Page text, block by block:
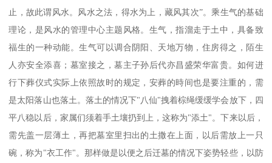
止，故此谓风水。风水之法，得水为上，藏风其次”。乘生气的基础
理论，是风水的管理中心主题风格。生气，指溜走于土中，具备致
福生的一种动能。生气可以调合阴阳、天地万物，住房得之，陌生
人亦安全添喜；墓室接之，墓主子孙后代亦昌盛荣华富贵。如何进
行下葬仪式实际上依照故时的规定，安葬的時间也是要注重的，需
是太阳落山也落土。落土的情况下"八仙"拽着棕绳缓缓学会放下，四
平八稳以后，家属们须着手土壤扔到上，这称为"添土"。下来以后，
需先盖一层薄土，再把墓室里扫出的土撒在上面，以后需放上一只
碗，称为"衣工作"。那样做是以便之后迁墓的情况下姿势轻些，以防